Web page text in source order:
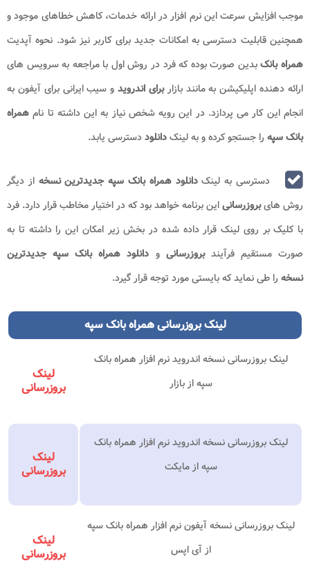
موجب افزایش سرعت این نرم افزار در ارائه خدمات، کاهش خطاهای موجود و
همچنین قابلیت دسترسی به امکانات جدید برای کاربر نیز شود. نحوه آپدیت
همراه بانکبدین صورت بوده که فرد در روش اول با مراجعه به سرویس های
ارائه دهنده اپلیکیشن به مانند بازاربرای اندروید و سیب ایرانی برای آیفون به
انجام این کار می پردازد. در این رویه شخص نیاز به این داشته تا نام همراه
بانک سپه را جستجو کرده و به لینکدانلوددسترسی یابد.
دسترسی به لینکدانلود همراه بانک سپه جدیدترین نسخه از دیگر
روش هایبروزرسانیاین برنامه خواهد بود که در اختیار مخاطب قرار دارد. فرد
با کلیک بر روی لینک قرار داده شده در بخش زیر امکان این را داشته تا به
صورت مستقیم فرآیندبروزرسانیو دانلود همراه بانک سپه جدیدترین
نسخه را طی نماید که بایستی مورد توجه قرار گیرد.
لینک بروزرسانی همراه بانک سپه
لینک بروزرسانی نسخه اندروید نرم افزار همراه بانک
سپه از بازار
لینک
بروزرسانی
لینک بروزرسانی نسخه اندروید نرم افزار همراه بانک
سپه از مایکت
لینک
بروزرسانی
لینک بروزرسانی نسخه آیفون نرم افزار همراه بانک سپه
از آی اپس
لینک
بروزرسانی